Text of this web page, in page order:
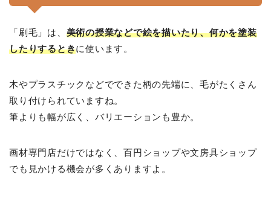
「刷毛」は、 美術の授業などで絵を描いたり、何かを塗装
したりするときに使います。
木やプラスチックなどでできた柄の先端に、毛がたくさん
取り付けられていますね。
筆よりも幅が広く、バリエーションも豊か。
画材専門店だけではなく、百円ショップや文房具ショップ
でも見かける機会が多くありますよ。